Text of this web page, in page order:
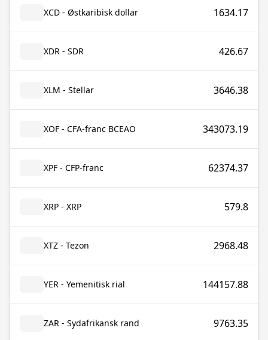
XCD - Østkaribisk dollar 1634.17
XDR - SDR 426.67
XLM - Stellar 3646.38
XOF - CFA-franc BCEAO 343073.19
XPF - CFP-franc 62374.37
XRP - XRP 579.8
XTZ - Tezon 2968.48
YER - Yemenitisk rial 144157.88
ZAR - Sydafrikansk rand 9763.35